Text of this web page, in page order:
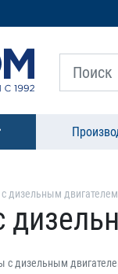
дизельным двигателем
дизельным